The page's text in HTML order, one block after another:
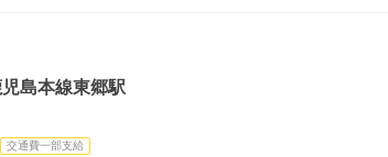
島本線東郷駅
交通費一部支給